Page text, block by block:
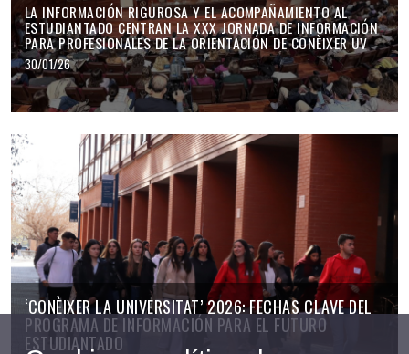
LA INFORMACIÓN RIGUROSA Y EL ACOMPAÑAMIENTO AL
ESTUDIANTADO CENTRAN LA XXX JORNADA DE INFORMACIÓN
PARA PROFESIONALES DE LA ORIENTACIÓN DE CONÈIXER UV
30/01/26
‘CONÈIXER LA UNIVERSITAT’ 2026: FECHAS CLAVE DEL
PROGRAMA DE INFORMACIÓN PARA EL FUTURO
ESTUDIANTADO